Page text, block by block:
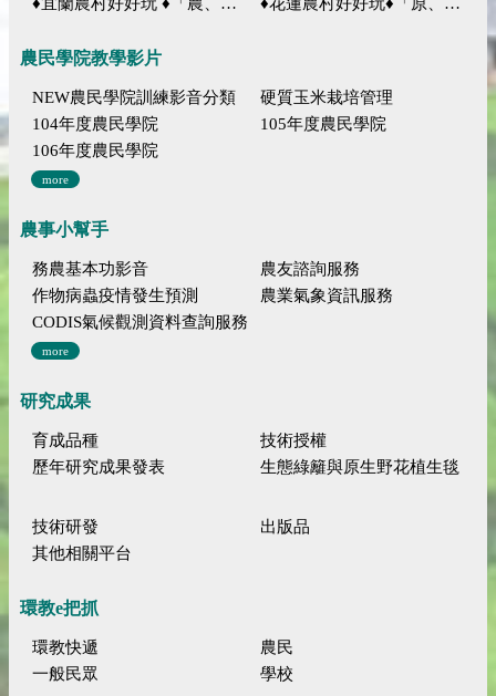
農民學院教學影片
NEW農民學院訓練影音分類
硬質玉米栽培管理
104年度農民學院
105年度農民學院
106年度農民學院
more
農事小幫手
務農基本功影音
農友諮詢服務
作物病蟲疫情發生預測
農業氣象資訊服務
CODIS氣候觀測資料查詢服務
more
研究成果
育成品種
技術授權
歷年研究成果發表
生態綠籬與原生野花植生毯
技術研發
出版品
其他相關平台
環教e把抓
環教快遞
農民
一般民眾
學校